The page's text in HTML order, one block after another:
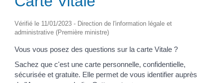
Vérifié le 11/01/2023 - Direction de l'information légale et
administrative (Première ministre)
Vous vous posez des questions sur la carte Vitale ?
Sachez que c'est une carte personnelle, confidentielle,
sécurisée et gratuite. Elle permet de vous identifier auprès